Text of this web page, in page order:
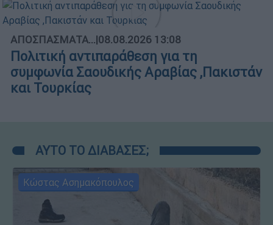
ΑΠΟΣΠΑΣΜΑΤΑ...|08.08.2026 13:08
Πολιτική αντιπαράθεση για τη
συμφωνία Σαουδικής Αραβίας ,Πακιστάν
και Τουρκίας
ΑΥΤΟ ΤΟ ΔΙΑΒΑΣΕΣ;
Κώστας Ασημακόπουλος